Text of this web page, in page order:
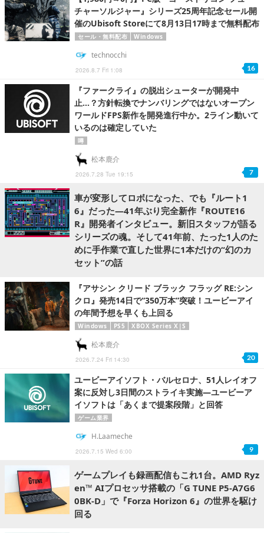
チャーソルジャー』シリーズ25周年記念セール開
催のUbisoft Storeにて8月13日17時まで無料配布
セール・無料配布 Windows
2026.8.7 Fri 1:08
technocchi
16
『ファークライ』の脱出シューターが開発中
止…？方針転換でナンバリングではないオープン
ワールドFPS新作を開発進行中か。2ライン動いて
いるのは確定していた
噂
2026.7.28 Tue 19:15
松本鹿介
7
車が変形してロボになった、でも『ルート1
6』だった―41年ぶり完全新作『ROUTE16
R』開発者インタビュー。新旧スタッフが語る
シリーズの魂。そして41年前、たった1人のた
めに手作業で直した世界に1本だけの“幻のカ
セット”の話
『アサシン クリード ブラック フラッグ RE:シン
クロ』発売14日で“350万本”突破！ユービーアイ
の年間予想を早くも上回る
Windows PS5 XBOX Series X|S
2026.7.24 Fri 14:30
松本鹿介
20
ユービーアイソフト・バルセロナ、51人レイオフ
案に反対し3日間のストライキ実施―ユービーア
イソフトは「あくまで提案段階」と回答
ゲーム業界
2026.7.15 Wed 6:00
H.Laameche
9
ゲームプレイも録画配信もこれ1台。AMD Ryz
en™ AIプロセッサ搭載の「G TUNE P5-A7G6
0BK-D」で『Forza Horizon 6』の世界を駆け
回る